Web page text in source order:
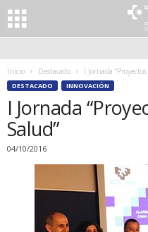
Inicio Destacado I Jornada
DESTACADO INNOVACIÓN
I Jornada
Salud”
04/10/2016